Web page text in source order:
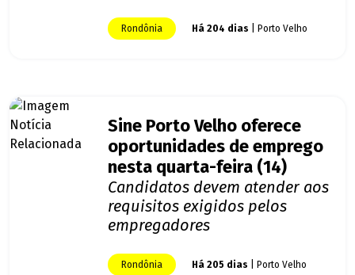
Rondônia Há 204 dias | Porto Velho
Sine Porto Velho oferece
oportunidades de emprego
nesta quarta-feira (14)
Candidatos devem atender aos
requisitos exigidos pelos
empregadores
Rondônia Há 205 dias | Porto Velho